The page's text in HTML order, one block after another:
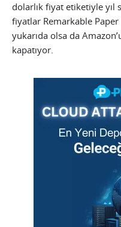
dolarlık fiyat etiketiyle yıl
fiyatlar Remarkable
yukarıda olsa da
kapatıyor.